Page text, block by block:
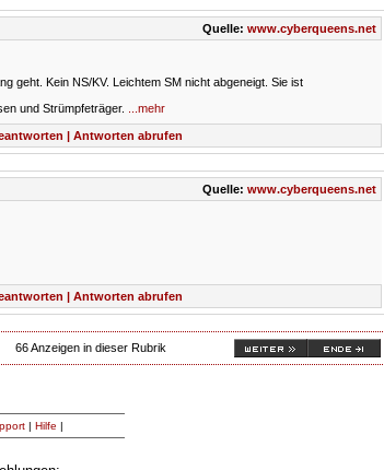
Quelle: www.cyberqueens.net
geht. Kein NS/KV. Leichtem SM nicht abgeneigt. Sie ist
und Strümpfeträger.
...mehr
| Antworten abrufen
Quelle: www.cyberqueens.net
| Antworten abrufen
66 Anzeigen in dieser Rubrik
| Hilfe |